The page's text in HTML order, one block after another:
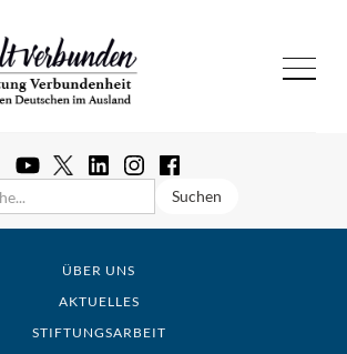
ÜBER UNS
AKTUELLES
STIFTUNGSARBEIT